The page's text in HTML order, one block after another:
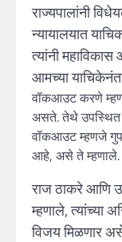
राज्यपालांनी
न्यायालयात
त्यांनी
आमच्या
वॉकआउट करणे
असते. तेथे उपस्थित
वॉकआउट म्हणजे
आहे, असे ते म्हणाले.
राज ठाकरे आणि
म्हणाले, त्यांच्या
विजय मिळणार